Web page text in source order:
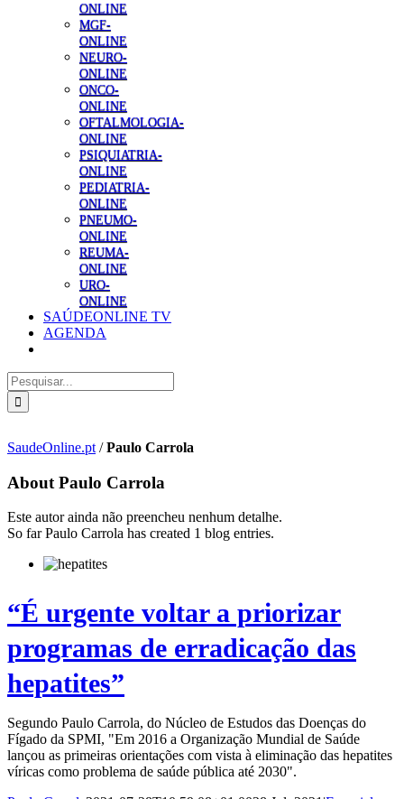
ONLINE
MGF-
ONLINE
NEURO-
ONLINE
ONCO-
ONLINE
OFTALMOLOGIA-
ONLINE
PSIQUIATRIA-
ONLINE
PEDIATRIA-
ONLINE
PNEUMO-
ONLINE
REUMA-
ONLINE
URO-
ONLINE
SAÚDEONLINE TV
AGENDA
Pesquisar
SaudeOnline.pt /Paulo Carrola
About Paulo Carrola
Este autor ainda não preencheu nenhum detalhe.
So far Paulo Carrola has created 1 blog entries.
“É urgente voltar a priorizar
programas de erradicação das
hepatites”
Segundo Paulo Carrola, do Núcleo de Estudos das Doenças do
Fígado da SPMI, "Em 2016 a Organização Mundial de Saúde
lançou as primeiras orientações com vista à eliminação das hepatites
víricas como problema de saúde pública até 2030".